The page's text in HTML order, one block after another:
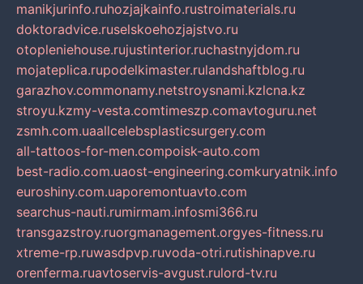
manikjurinfo.ruhozjajkainfo.rustroimaterials.ru
doktoradvice.ruselskoehozjajstvo.ru
otopleniehouse.rujustinterior.ruchastnyjdom.ru
mojateplica.rupodelkimaster.rulandshaftblog.ru
garazhov.commonamy.netstroysnami.kzlcna.kz
stroyu.kzmy-vesta.comtimeszp.comavtoguru.net
zsmh.com.uaallcelebsplasticsurgery.com
all-tattoos-for-men.compoisk-auto.com
best-radio.com.uaost-engineering.comkuryatnik.info
euroshiny.com.uaporemontuavto.com
searchus-nauti.rumirmam.infosmi366.ru
transgazstroy.ruorgmanagement.orgyes-fitness.ru
xtreme-rp.ruwasdpvp.ruvoda-otri.rutishinapve.ru
orenferma.ruavtoservis-avgust.rulord-tv.ru